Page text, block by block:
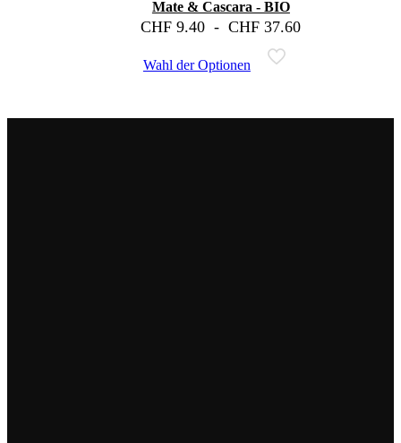
Mate & Cascara - BIO
CHF 9.40 - CHF 37.60
Wahl der Optionen